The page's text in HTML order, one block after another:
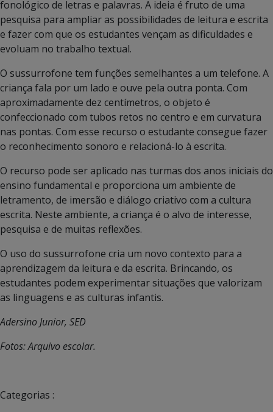
fonológico de letras e palavras. A ideia é fruto de uma
pesquisa para ampliar as possibilidades de leitura e escrita
e fazer com que os estudantes vençam as dificuldades e
evoluam no trabalho textual.
O sussurrofone tem funções semelhantes a um telefone. A
criança fala por um lado e ouve pela outra ponta. Com
aproximadamente dez centímetros, o objeto é
confeccionado com tubos retos no centro e em curvatura
nas pontas. Com esse recurso o estudante consegue fazer
o reconhecimento sonoro e relacioná-lo à escrita.
O recurso pode ser aplicado nas turmas dos anos iniciais do
ensino fundamental e proporciona um ambiente de
letramento, de imersão e diálogo criativo com a cultura
escrita. Neste ambiente, a criança é o alvo de interesse,
pesquisa e de muitas reflexões.
O uso do sussurrofone cria um novo contexto para a
aprendizagem da leitura e da escrita. Brincando, os
estudantes podem experimentar situações que valorizam
as linguagens e as culturas infantis.
Adersino Junior, SED
Fotos: Arquivo escolar.
Categorias :